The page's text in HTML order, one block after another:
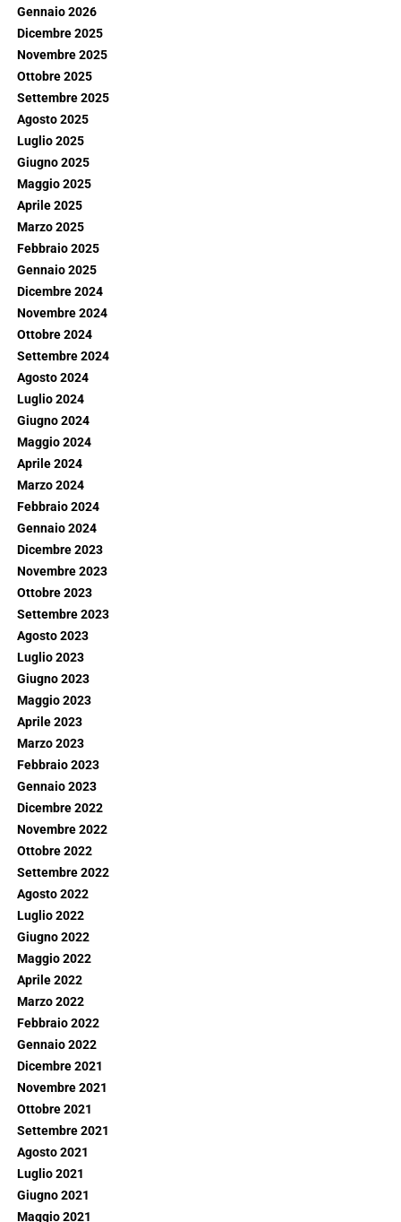
Gennaio 2026
Dicembre 2025
Novembre 2025
Ottobre 2025
Settembre 2025
Agosto 2025
Luglio 2025
Giugno 2025
Maggio 2025
Aprile 2025
Marzo 2025
Febbraio 2025
Gennaio 2025
Dicembre 2024
Novembre 2024
Ottobre 2024
Settembre 2024
Agosto 2024
Luglio 2024
Giugno 2024
Maggio 2024
Aprile 2024
Marzo 2024
Febbraio 2024
Gennaio 2024
Dicembre 2023
Novembre 2023
Ottobre 2023
Settembre 2023
Agosto 2023
Luglio 2023
Giugno 2023
Maggio 2023
Aprile 2023
Marzo 2023
Febbraio 2023
Gennaio 2023
Dicembre 2022
Novembre 2022
Ottobre 2022
Settembre 2022
Agosto 2022
Luglio 2022
Giugno 2022
Maggio 2022
Aprile 2022
Marzo 2022
Febbraio 2022
Gennaio 2022
Dicembre 2021
Novembre 2021
Ottobre 2021
Settembre 2021
Agosto 2021
Luglio 2021
Giugno 2021
Maggio 2021